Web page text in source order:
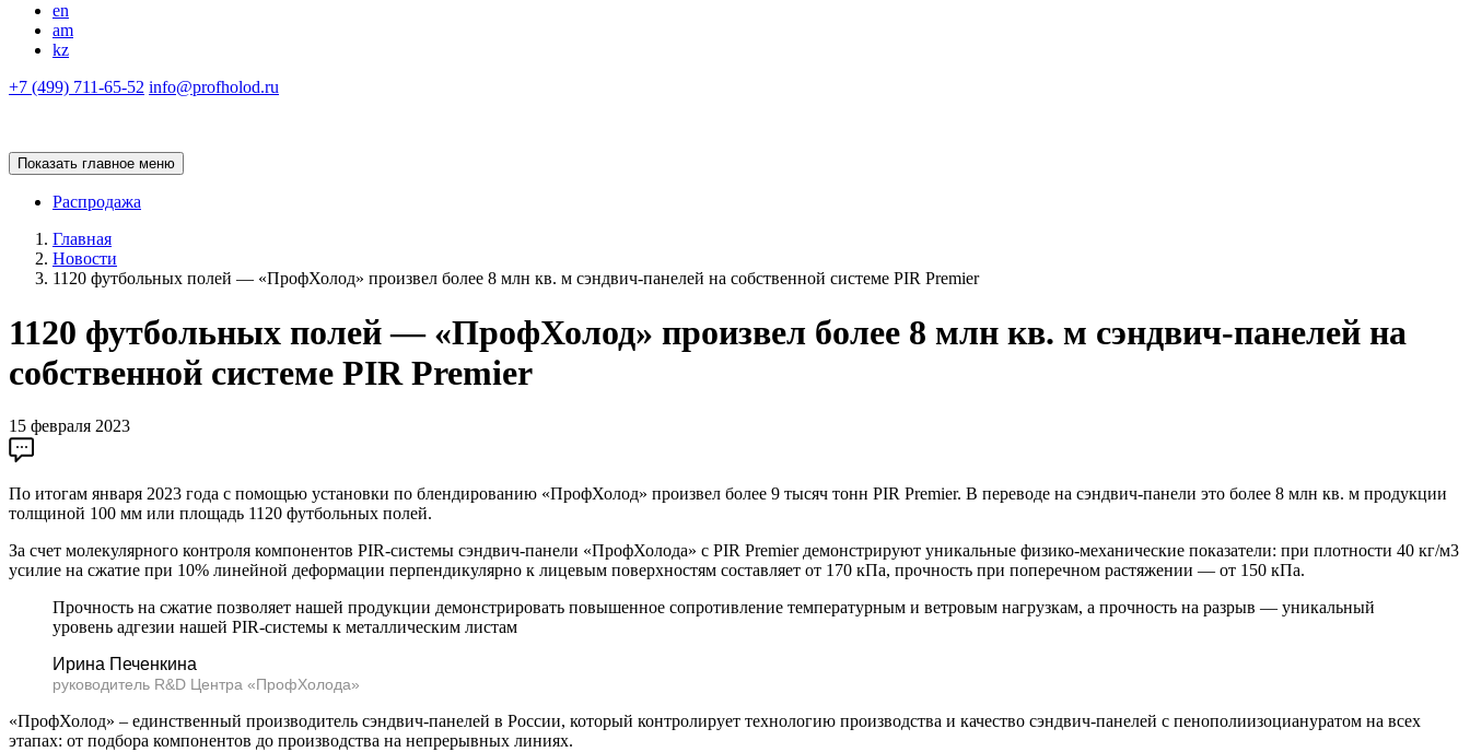
en
am
kz
+7 (499) 711-65-52 info@profholod.ru
Показать главное меню
Распродажа
Главная
Новости
1120 футбольных полей — «ПрофХолод» произвел более 8 млн кв. м сэндвич-панелей на собственной системе PIR Premier
1120 футбольных полей — «ПрофХолод» произвел более 8 млн кв. м сэндвич-панелей на
собственной системе PIR Premier
15 февраля 2023
По итогам января 2023 года с помощью установки по блендированию «ПрофХолод» произвел более 9 тысяч тонн PIR Premier. В переводе на сэндвич-панели это более 8 млн кв. м продукции
толщиной 100 мм или площадь 1120 футбольных полей.
За счет молекулярного контроля компонентов PIR-системы сэндвич-панели «ПрофХолода» с PIR Premier демонстрируют уникальные физико-механические показатели: при плотности 40 кг/м3
усилие на сжатие при 10% линейной деформации перпендикулярно к лицевым поверхностям составляет от 170 кПа, прочность при поперечном растяжении — от 150 кПа.
Прочность на сжатие позволяет нашей продукции демонстрировать повышенное сопротивление температурным и ветровым нагрузкам, а прочность на разрыв — уникальный
уровень адгезии нашей PIR-системы к металлическим листам
Ирина Печенкина
руководитель R&D Центра «ПрофХолода»
«ПрофХолод» – единственный производитель сэндвич-панелей в России, который контролирует технологию производства и качество сэндвич-панелей с пенополиизоциануратом на всех
этапах: от подбора компонентов до производства на непрерывных линиях.